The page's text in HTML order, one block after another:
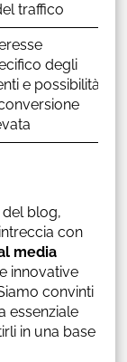
traffico
degli
e possibilità
blog,
con
media
innovative
convinti
essenziale
in una base